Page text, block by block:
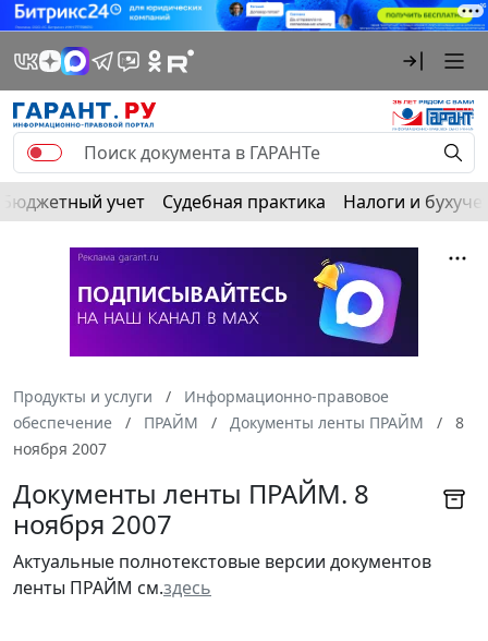
Бюджетный учет Судебная практика Налоги и
Продукты и услуги
Информационно-правовое
обеспечение
ПРАЙМ Документы ленты ПРАЙМ
8
ноября 2007
Документы ленты ПРАЙМ. 8
ноября 2007
Актуальные полнотекстовые версии документов
ленты ПРАЙМ см.здесь